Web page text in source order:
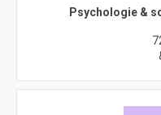
Psychologie &